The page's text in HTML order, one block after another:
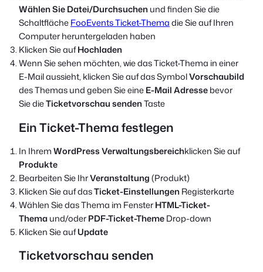
Wählen Sie Datei/Durchsuchenund finden Sie die
SchaltflächeFooEvents Ticket-Themadie Sie auf Ihren
Computer heruntergeladen haben
Klicken Sie aufHochladen
Wenn Sie sehen möchten, wie das Ticket-Thema in einer
E-Mail aussieht, klicken Sie auf das SymbolVorschaubild
des Themas und geben Sie eineE-Mail Adressebevor
Sie dieTicketvorschau sendenTaste
Ein Ticket-Thema festlegen
In IhremWordPress Verwaltungsbereichklicken Sie auf
Produkte
Bearbeiten Sie IhrVeranstaltung(Produkt)
Klicken Sie auf dasTicket-EinstellungenRegisterkarte
Wählen Sie das Thema im FensterHTML-Ticket-
Themaund/oderPDF-Ticket-ThemeDrop-down
Klicken Sie aufUpdate
Ticketvorschau senden